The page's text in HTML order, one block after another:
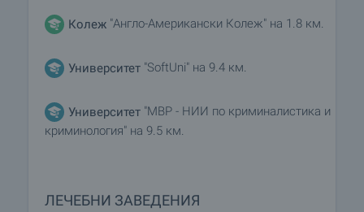
Колеж "Англо-Американски Колеж" на 1.8 км.
Университет "SoftUni" на 9.4 км.
Университет "МВР - НИИ по криминалистика и
криминология" на 9.5 км.
ЛЕЧЕБНИ ЗАВЕДЕНИЯ